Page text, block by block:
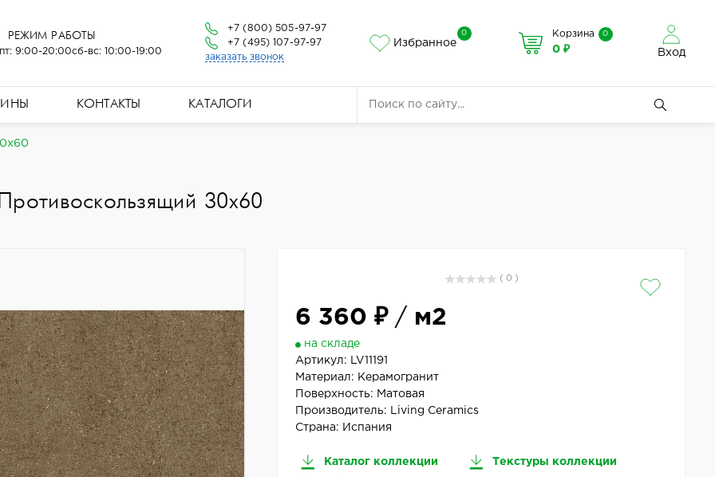
РЕЖИМ РАБОТЫ
9:00-20:00сб-вс: 10:00-19:00
+7 (800) 505-97-97
+7 (495) 107-97-97
заказать звонок
Избранное
0 Корзина 0
0 ₽ Вход
КОНТАКТЫ КАТАЛОГИ
30x60
( 0 )
6 360 ₽/ м2
на складе
Артикул:
LV11191
Материал: Керамогранит
Поверхность: Матовая
Производитель:
Living Ceramics
Страна: Испания
Каталог коллекции Текстуры коллекции